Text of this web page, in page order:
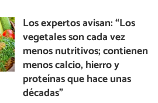
Los expertos avisan: “Los
vegetales son cada vez
menos nutritivos; contienen
menos calcio, hierro y
proteínas que hace unas
décadas”